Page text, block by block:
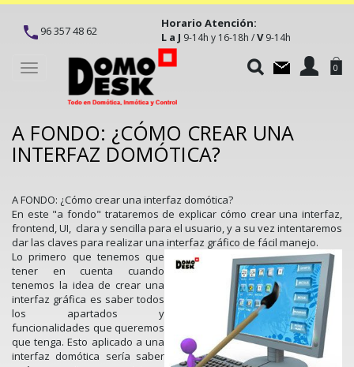
96 357 48 62
Horario Atención:
L a J 9-14h y 16-18h /V9-14h
Toggle
navigation
0
A FONDO: ¿CÓMO CREAR UNA
INTERFAZ DOMÓTICA?
A FONDO: ¿Cómo crear una interfaz domótica?
En este "a fondo" trataremos de explicar cómo crear una interfaz,
frontend, UI, clara y sencilla para el usuario, y a su vez intentaremos
dar las claves para realizar una interfaz gráfico de fácil manejo.
Lo primero que tenemos que
tener en cuenta cuando
tenemos la idea de crear una
interfaz gráfica es saber todos
los apartados y
funcionalidades que queremos
que tenga. Esto aplicado a una
interfaz domótica sería saber